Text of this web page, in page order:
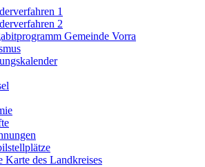
1
2
Gemeinde Vorra
Karte des Landkreises